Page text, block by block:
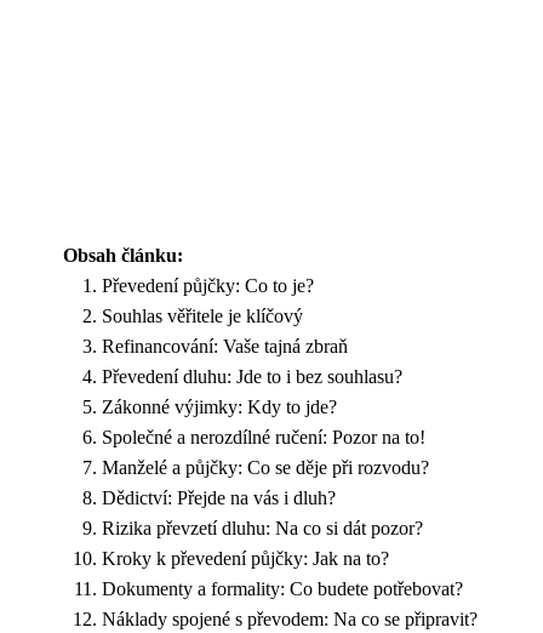
Obsah článku:
Převedení půjčky: Co to je?
Souhlas věřitele je klíčový
Refinancování: Vaše tajná zbraň
Převedení dluhu: Jde to i bez souhlasu?
Zákonné výjimky: Kdy to jde?
Společné a nerozdílné ručení: Pozor na to!
Manželé a půjčky: Co se děje při rozvodu?
Dědictví: Přejde na vás i dluh?
Rizika převzetí dluhu: Na co si dát pozor?
Kroky k převedení půjčky: Jak na to?
Dokumenty a formality: Co budete potřebovat?
Náklady spojené s převodem: Na co se připravit?